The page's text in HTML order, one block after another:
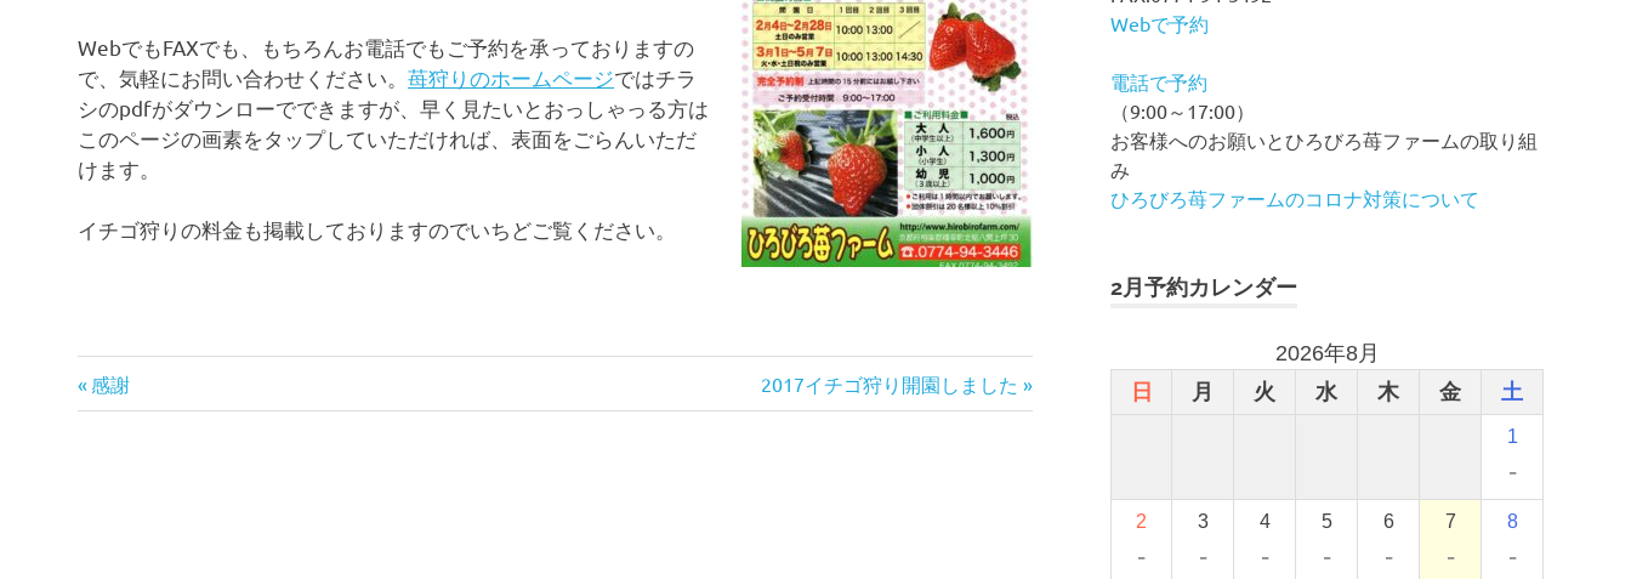
WebでもFAXでも、もちろんお電話でもご予約を承っておりますの
で、気軽にお問い合わせください。 苺狩りのホームページではチラ
シのpdfがダウンローでできますが、早く見たいとおっしゃっる方は
このページの画素をタップしていただければ、表面をごらんいただ
けます。
イチゴ狩りの料金も掲載しておりますのでいちどご覧ください。
投
前
の
感謝
次
の
2017イチゴ狩り開園しました
Webで予約
電話で予約
（9:00～17:00）
お客様へのお願いとひろびろ苺ファームの取り組
み
ひろびろ苺ファームのコロナ対策について
2月予約カレンダー
2026年8月
日
月 火 水 木 金 土
1
-
2
-
3
-
4
-
5
-
6
-
7
-
8
-